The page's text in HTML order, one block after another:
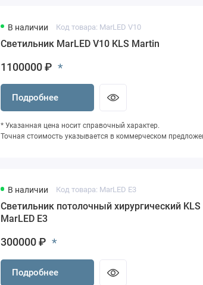
В наличии Код товара: MarLED V10
Светильник MarLED V10 KLS Martin
1100000 ₽ *
Подробнее
* Указанная цена носит справочный характер.
Точная стоимость указывается в коммерческом
В наличии Код товара: MarLED E3
Светильник потолочный хирургический
MarLED E3
300000 ₽ *
Подробнее